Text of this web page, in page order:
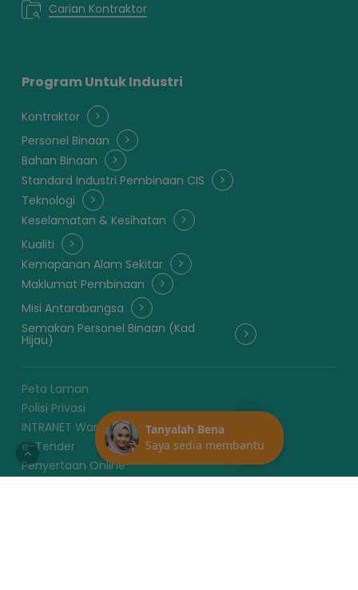
Carian Kontraktor
Program Untuk Industri
Kontraktor
Personel Binaan
Bahan Binaan
Standard Industri Pembinaan CIS
Teknologi
Keselamatan & Kesihatan
Kualiti
Kemapanan Alam Sekitar
Maklumat Pembinaan
Misi Antarabangsa
Semakan Personel Binaan (Kad
Hijau)
Peta Laman
Polisi Privasi
INTRANET Warga CIDB
e-Tender
Penyertaan Online